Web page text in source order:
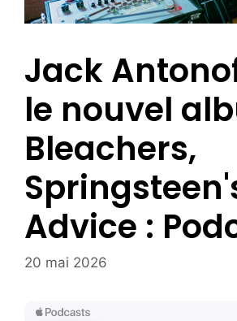
Jack
le nouvel
Bleachers,
Advice :
20 mai 2026